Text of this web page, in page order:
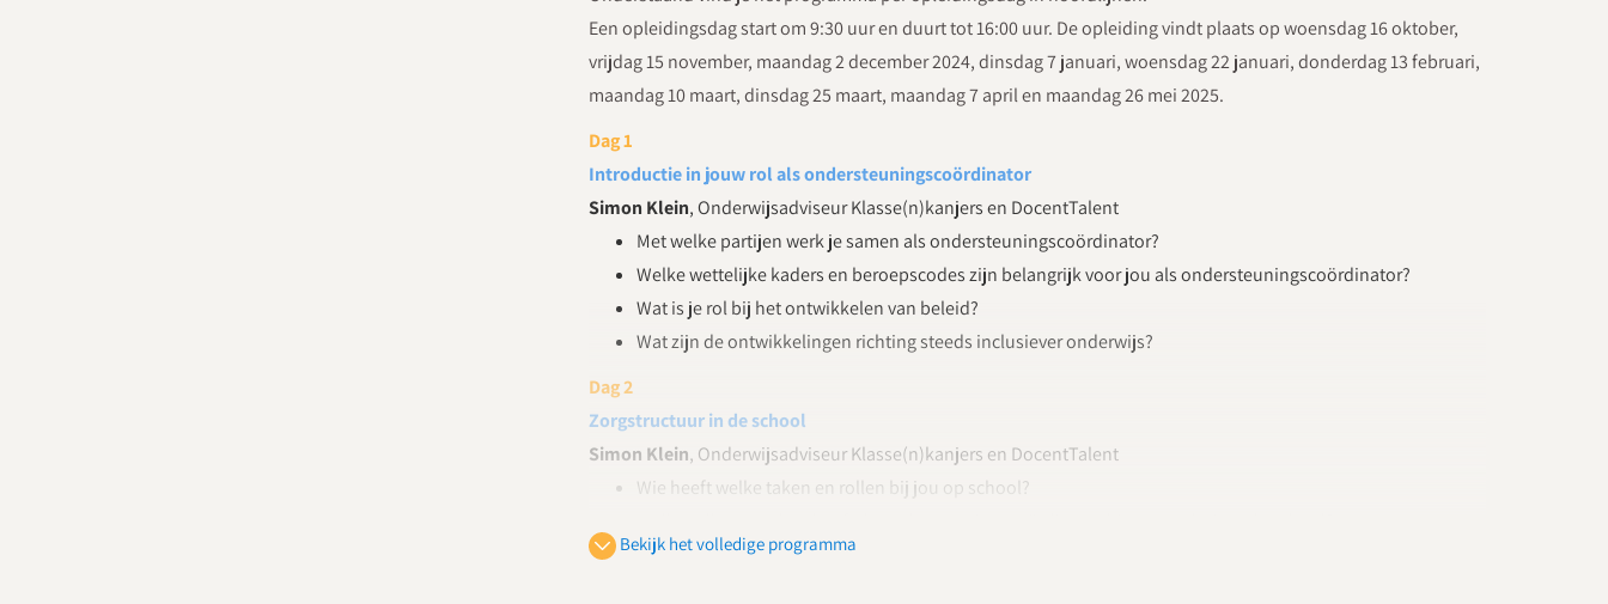
Een opleidingsdag start om 9:30 uur en duurt tot 16:00 uur. De opleiding vindt plaats op woensdag 16 oktober,
vrijdag 15 november, maandag 2 december 2024, dinsdag 7 januari, woensdag 22 januari, donderdag 13 februari,
maandag 10 maart, dinsdag 25 maart, maandag 7 april en maandag 26 mei 2025.
Dag 1
Introductie in jouw rol als ondersteuningscoördinator
Simon Klein, Onderwijsadviseur Klasse(n)kanjers en DocentTalent
Met welke partijen werk je samen als ondersteuningscoördinator?
Welke wettelijke kaders en beroepscodes zijn belangrijk voor jou als ondersteuningscoördinator?
Wat is je rol bij het ontwikkelen van beleid?
Wat zijn de ontwikkelingen richting steeds inclusiever onderwijs?
Dag 2
Zorgstructuur in de school
Simon Klein, Onderwijsadviseur Klasse(n)kanjers en DocentTalent
Wie heeft welke taken en rollen bij jou op school?
Hoe wordt het zorgteam samengesteld en aangestuurd?
Bekijk het volledige programma